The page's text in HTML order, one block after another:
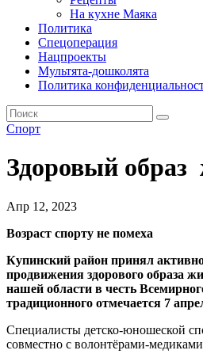
На кухне Маяка
Политика
Спецоперация
Нацпроекты
Мультята-дошколята
Политика
Спорт
Здоровый образ
Апр 12, 2023
Возраст спорту не помеха
Купинский район принял
продвижения здорового образа
нашей области в честь
традиционного отмечается 7
Специалисты детско-юношеской
совместно с волонтёрами-